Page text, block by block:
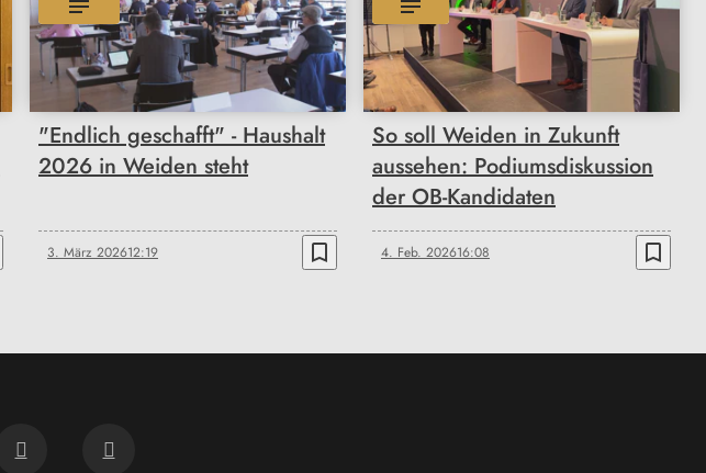
"Endlich geschafft" - Haushalt
2026 in Weiden steht
3. März 202612:19 bookmark_border
So soll Weiden in Zukunft
aussehen: Podiumsdiskussion
der OB-Kandidaten
4. Feb. 202616:08 bookmark_border